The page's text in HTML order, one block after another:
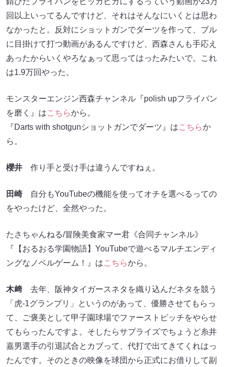
回以上いってるんですけど、それはそんなにいくとは思わ
なかったと。反対にショットガンでダーツを作って、ブル
に目掛けて打つ動画があるんですけど、西森さんも手応え
あったからいくやろなぁって思ってはったみたいで。これ
は1.9万回やった。
モンスターエンジン西森チャンネル『polish upフライパン
を磨く』はこちらから。
『Darts with shotgunショットガンでダーツ』はこちらか
ら。
櫻井 作り手と受け手は違うんですねぇ。
田崎自分もYouTubeの機能を使ってオチを選べるっての
をやったけど、全然やった。
たさちゃんねる/冒険美食家マー君《合同チャンネル》
『【おるおる学園物語】YouTubeで遊べるマルチエンディ
ングなノベルゲーム！』はこちらから。
木﨑 去年、阪神タイガースネタを織り込んだネタを競う
「虎-1グランプリ」というのがあって、優勝させてもらっ
て、ご褒美として甲子園球場でファーストピッチをやらせ
てもらったんですよ。そしたらサプライズでちょうど糸井
嘉男選手の引退試合とカブって、代打で出てきてくれはっ
たんです。そのときの映像を球団から正式にお借りして副